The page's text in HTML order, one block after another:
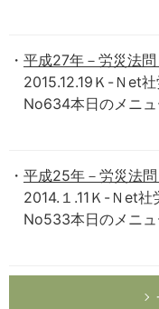
平成27年－労災法
2015.12.19Ｋ-Ｎet
No634本日のメニ
平成25年－労災法
2014.１.11Ｋ-Ｎet
No533本日のメニ